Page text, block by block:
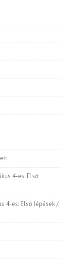
4-es: Első
4-es: Első lépések /